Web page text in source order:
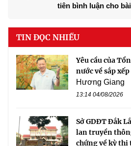
tiên bình luận cho
TIN ĐỌC NHIỀU
Yêu cầu của
nước về sắp
Hương Giang
13:14 04/08/2026
Sở GDĐT Đắk
lan truyền
chứng về kỳ thi